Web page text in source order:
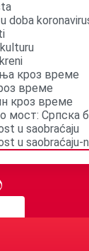
doba
кроз време
време
кроз време
мост: Српска
u saobraćaju
u saobraćaju-